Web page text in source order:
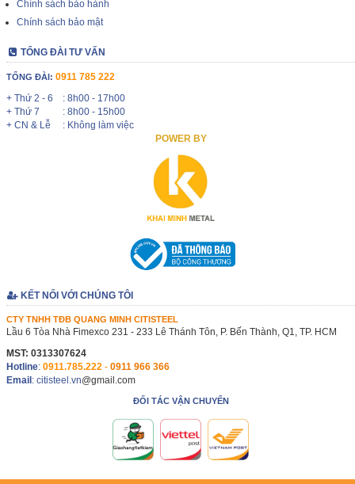
Chính sách bảo hành
Chính sách bảo mật
TỔNG ĐÀI TƯ VẤN
TỔNG ĐÀI: 0911 785 222
+ Thứ 2 - 6
: 8h00 - 17h00
+ Thứ 7
: 8h00 - 15h00
+ CN & Lễ
: Không làm việc
POWER BY
KẾT NỐI VỚI CHÚNG TÔI
CTY TNHH TĐB QUANG MINH CITISTEEL
Lầu 6 Tòa Nhà Fimexco 231 - 233 Lê Thánh Tôn, P. Bến Thành, Q1, TP. HCM
MST: 0313307624
Hotline: 0911.785.222 - 0911 966 366
Email: citisteel.vn@gmail.com
ĐỐI TÁC VẬN CHUYỂN